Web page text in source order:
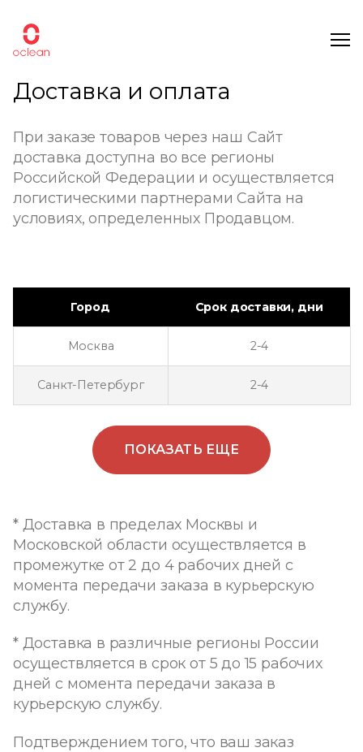
Доставка и оплата
При заказе товаров через наш Сайт
доставка доступна во все регионы
Российской Федерации и осуществляется
логистическими партнерами Сайта на
условиях, определенных Продавцом.
Город Срок доставки, дни
Москва 2-4
Санкт-Петербург 2-4
ПОКАЗАТЬ ЕЩЕ
* Доставка в пределах Москвы и
Московской области осуществляется в
промежутке от 2 до 4 рабочих дней с
момента передачи заказа в курьерскую
службу.
* Доставка в различные регионы России
осуществляется в срок от 5 до 15 рабочих
дней с момента передачи заказа в
курьерскую службу.
Подтверждением того, что ваш заказ